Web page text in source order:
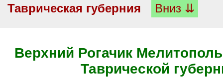
Таврическая губерния
Вниз ⇊
Верхний Рогачик
Таврической